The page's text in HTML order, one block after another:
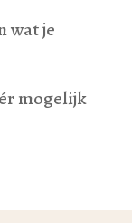
wat je
mogelijk